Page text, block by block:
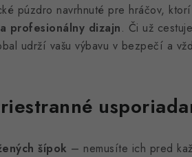
púzdro navrhnuté pre hráčov,
profesionálny dizajn. Či už
udrží vašu výbavu v bezpečí a
šípok – nemusíte ich pred